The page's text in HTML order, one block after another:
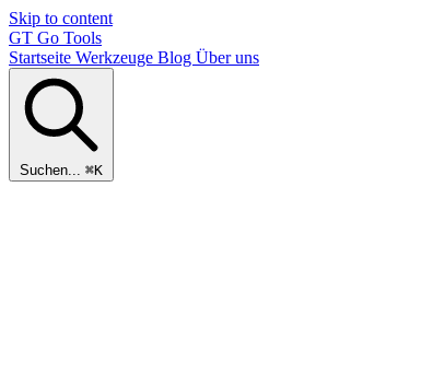
Skip to content
GT Go Tools
Startseite Werkzeuge Blog Über uns
Suchen... ⌘K